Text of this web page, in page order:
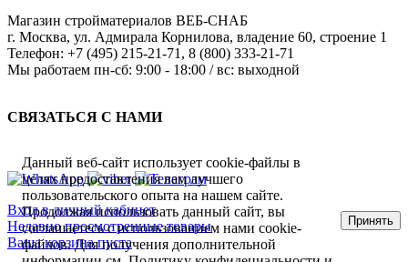
Магазин стройматериалов ВЕБ-СНАБ
г. Москва, ул. Адмирала Корнилова, владение 60, строение 1
Телефон: +7 (495) 215-21-71 , 8 (800) 333-21-71
Мы работаем пн-сб: 9:00 - 18:00 / вс: выходной
СВЯЗАТЬСЯ С НАМИ
Вход в личный кабинет
Недавно просмотренные товары
Ваша корзина пуста
Данный веб-сайт использует cookie-файлы в
целях предоставления вам лучшего
пользовательского опыта на нашем сайте.
Продолжая использовать данный сайт, вы
соглашаетесь с использованием нами cookie-
файлов. Для получения дополнительной
Принять